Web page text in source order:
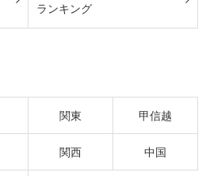
ランキング
関東 甲信越
関西 中国